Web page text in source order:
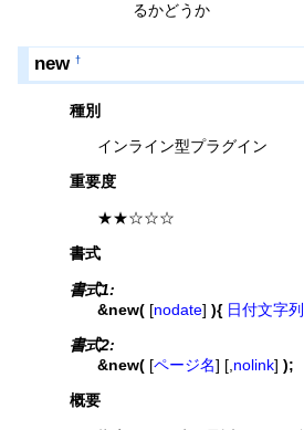
るかどうか
new†
種別
インライン型プラグイン
重要度
★★☆☆☆
書式
書式1:
&new( [nodate]){ 日付文字列
書式2:
&new( [ページ名] [, nolink]);
概要